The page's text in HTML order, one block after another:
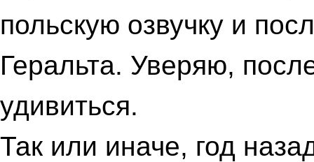
польскую озвучку и
Геральта. Уверяю,
удивиться.
Так или иначе, год